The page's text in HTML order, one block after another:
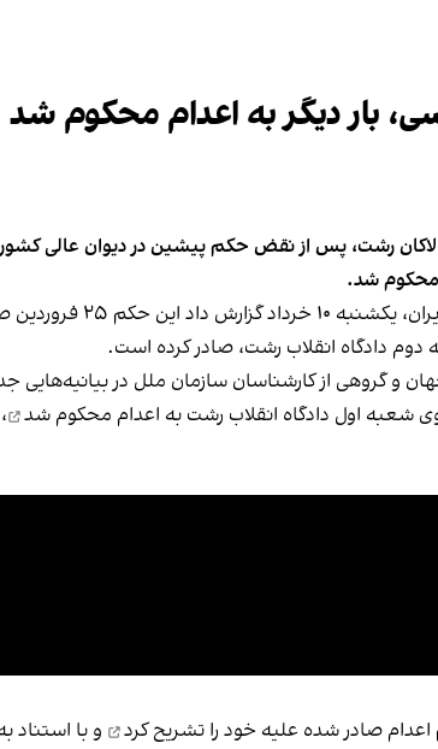
بار دیگر به اعدام محکوم شد
رشت، پس از نقض حکم پیشین در دیوان عالی
محکوم شد.
هرانا، ارگان خبری
دادگاه انقلاب رشت، صادر کرده است.
محکوم شد
تشریح کرد
و با استناد